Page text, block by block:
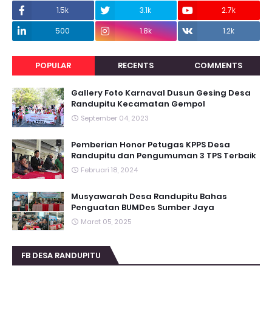
1.5k 3.1k
2.7k
500
1.8k 1.2k
POPULAR RECENTS COMMENTS
Gallery Foto Karnaval Dusun Gesing Desa
Randupitu Kecamatan Gempol
September 04, 2023
Pemberian Honor Petugas KPPS Desa
Randupitu dan Pengumuman 3 TPS Terbaik
Februari 18, 2024
Musyawarah Desa Randupitu Bahas
Penguatan BUMDes Sumber Jaya
Maret 05, 2025
FB DESA RANDUPITU